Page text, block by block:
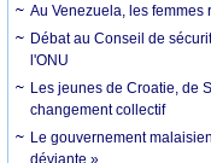
Au Venezuela, les
Débat au Conseil de
l'ONU
Les jeunes de Croatie, de
changement collectif
Le gouvernement
déviante »